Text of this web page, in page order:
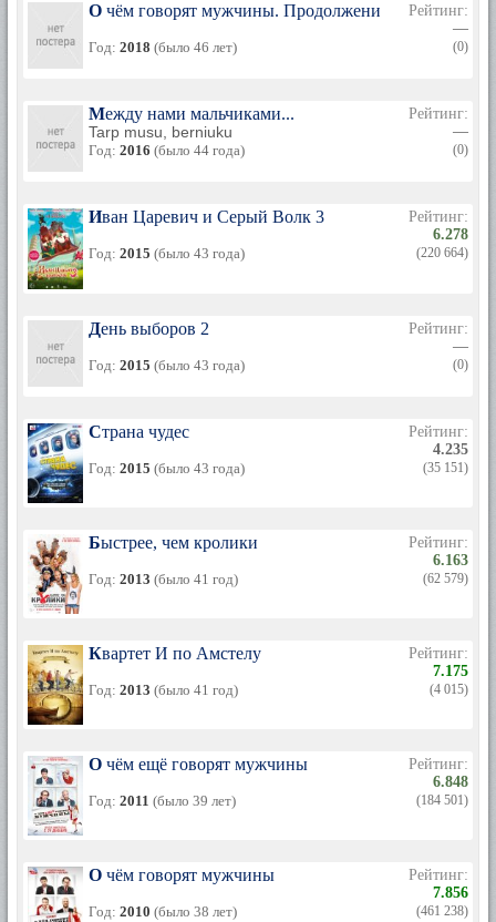
О чём говорят мужчины. Продолжение
Год: 2018 (было 46 лет)
Рейтинг:
—
(0)
Между нами мальчиками...
Tarp musu, berniuku
Год: 2016 (было 44 года)
Рейтинг:
—
(0)
Иван Царевич и Серый Волк 3
Год: 2015 (было 43 года)
Рейтинг:
6.278
(220 664)
День выборов 2
Год: 2015 (было 43 года)
Рейтинг:
—
(0)
Страна чудес
Год: 2015 (было 43 года)
Рейтинг:
4.235
(35 151)
Быстрее, чем кролики
Год: 2013 (было 41 год)
Рейтинг:
6.163
(62 579)
Квартет И по Амстелу
Год: 2013 (было 41 год)
Рейтинг:
7.175
(4 015)
О чём ещё говорят мужчины
Год: 2011 (было 39 лет)
Рейтинг:
6.848
(184 501)
О чём говорят мужчины
Год: 2010 (было 38 лет)
Рейтинг:
7.856
(461 238)